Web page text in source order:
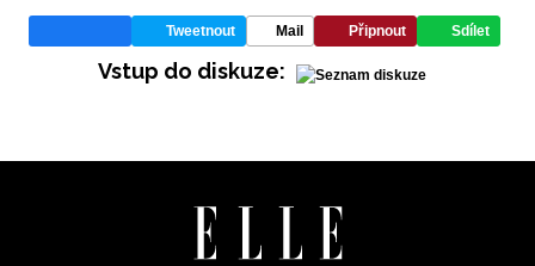
Tweetnout Mail Připnout Sdílet
Vstup do diskuze: